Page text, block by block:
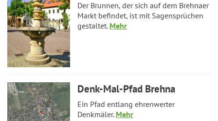
Der Brunnen, der sich auf dem Brehnaer
Markt befindet, ist mit Sagensprüchen
gestaltet. Mehr
Denk-Mal-Pfad Brehna
Ein Pfad entlang ehrenwerter
Denkmäler. Mehr